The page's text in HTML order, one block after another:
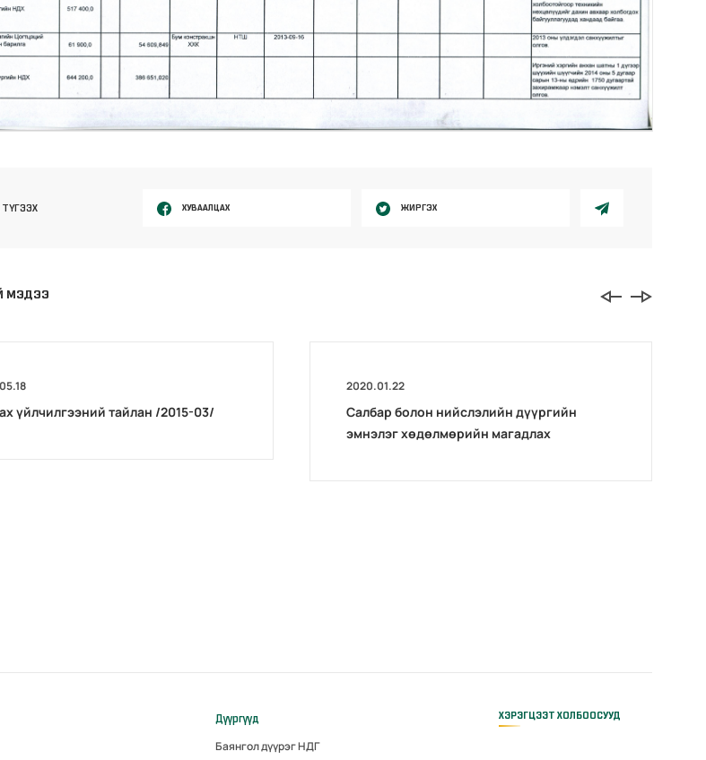
ХУВААЛЦАХ ЖИРГЭХ
МЭДЭЭ
үйлчилгээний тайлан /2015-03/
2020.01.22
Салбар болон нийслэлийн дүүргийн
эмнэлэг хөдөлмөрийн магадлах
Дүүргүүд
Баянгол дүүрэг НДГ
ХЭРЭГЦЭЭТ ХОЛБООСУУД